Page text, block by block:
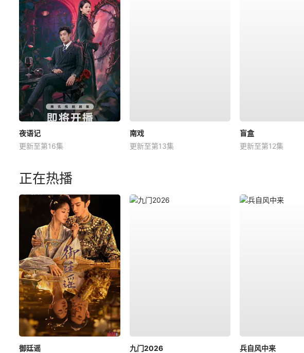
夜语记
更新至第16集
南戏
更新至第13集
盲盒
更新至第12集
正在热播
御廷谣
九门2026
兵自风中来